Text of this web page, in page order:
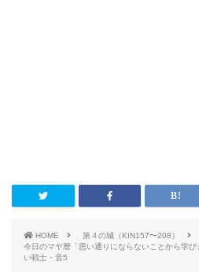
HOME
第４の城（KIN157〜208）
今日のマヤ暦「思い通りにならないことから学
い戦士・音5